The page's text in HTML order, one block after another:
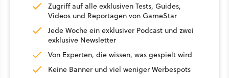
Zugriff auf alle exklusiven Tests, Guides,
Videos und Reportagen von GameStar
Jede Woche ein exklusiver Podcast und zwei
exklusive Newsletter
Von Experten, die wissen, was gespielt wird
Keine Banner und viel weniger Werbespots